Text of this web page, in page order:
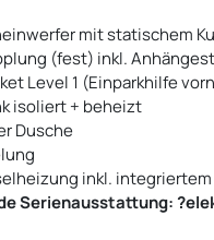
mit statischem
(fest) inkl.
Level 1 (Einparkhilfe
isoliert + beheizt
Dusche
inkl.
Serienausstattung: